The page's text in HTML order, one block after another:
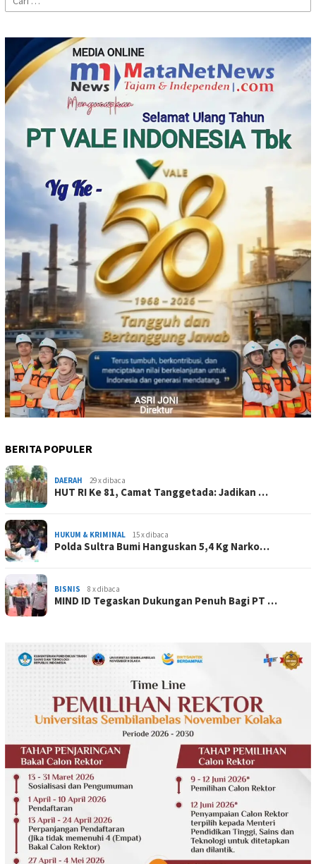
untuk:
BERITA POPULER
DAERAH 29 x dibaca
HUT RI Ke 81, Camat Tanggetada: Jadikan …
HUKUM & KRIMINAL 15 x dibaca
Polda Sultra Bumi Hanguskan 5,4 Kg Narko…
BISNIS 8 x dibaca
MIND ID Tegaskan Dukungan Penuh Bagi PT …